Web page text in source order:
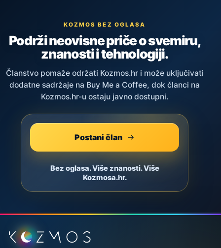
KOZMOS BEZ OGLASA
Podrži neovisne priče o svemiru,
znanosti i tehnologiji.
Članstvo pomaže održati Kozmos.hr i može uključivati
dodatne sadržaje na Buy Me a Coffee, dok članci na
Kozmos.hr-u ostaju javno dostupni.
Postani član
Bez oglasa. Više znanosti. Više
Kozmosa.hr.
Podnožje stranice